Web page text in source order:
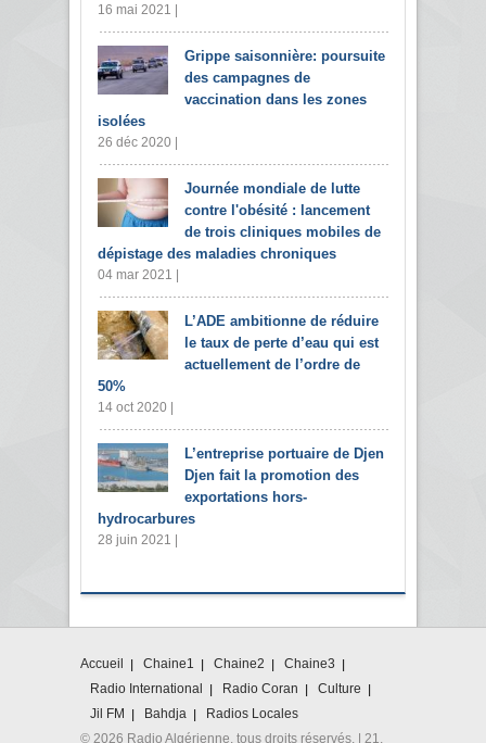
16 mai 2021 |
Grippe saisonnière: poursuite
des campagnes de
vaccination dans les zones
isolées
26 déc 2020 |
Journée mondiale de lutte
contre l'obésité : lancement
de trois cliniques mobiles de
dépistage des maladies chroniques
04 mar 2021 |
L’ADE ambitionne de réduire
le taux de perte d’eau qui est
actuellement de l’ordre de
50%
14 oct 2020 |
L’entreprise portuaire de Djen
Djen fait la promotion des
exportations hors-
hydrocarbures
28 juin 2021 |
Accueil Chaine1 Chaine2
Chaine3
Radio International
Radio Coran
Culture
Jil FM
Bahdja
Radios Locales
© 2026 Radio Algérienne. tous droits réservés. | 21,